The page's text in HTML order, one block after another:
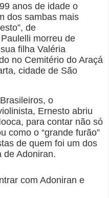
anos de idade o
dos sambas mais
de
morreu de
filha Valéria
no Cemitério do Araçá
cidade de São
o
Ernesto abriu
para contar não só
como o “grande furão”
de quem foi um dos
de Adoniran.
com Adoniran e